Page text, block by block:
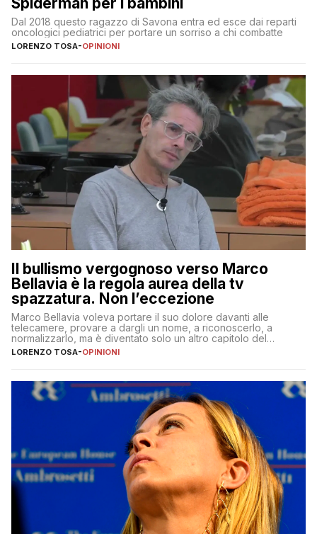
Dal 2018 questo ragazzo di Savona entra ed esce dai reparti
oncologici pediatrici per portare un sorriso a chi combatte
LORENZO TOSA-OPINIONI
Il bullismo vergognoso verso Marco
Bellavia è la regola aurea della tv
spazzatura. Non l’eccezione
Marco Bellavia voleva portare il suo dolore davanti alle
telecamere, provare a dargli un nome, a riconoscerlo, a
normalizzarlo, ma è diventato solo un altro capitolo del
copione
LORENZO TOSA-OPINIONI